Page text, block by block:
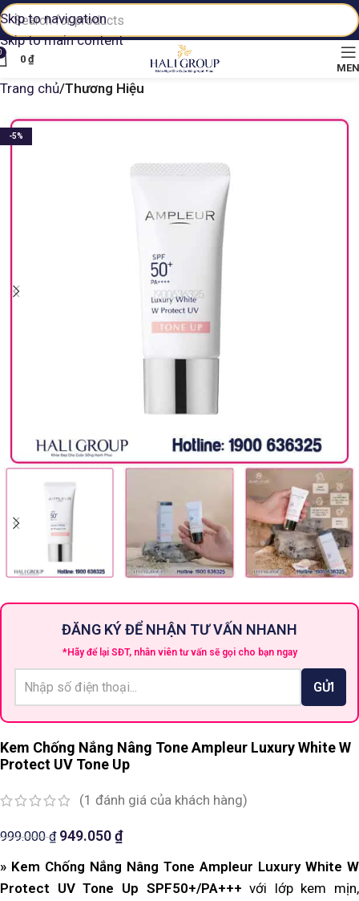
Skip to navigation
Skip to main content
0 ₫
Trang chủ Thương Hiệu
-5%
ĐĂNG KÝ ĐỂ NHẬN TƯ VẤN NHANH
*Hãy để lại SĐT, nhân viên tư vấn sẽ gọi cho bạn ngay
Kem Chống Nắng Nâng Tone Ampleur Luxury White W
Protect UV Tone Up
(1 đánh giá của khách hàng)
999.000₫ 949.050₫
» Kem Chống Nắng Nâng Tone Ampleur Luxury White W
Protect UV Tone Up SPF50+/PA+++với lớp kem mịn,